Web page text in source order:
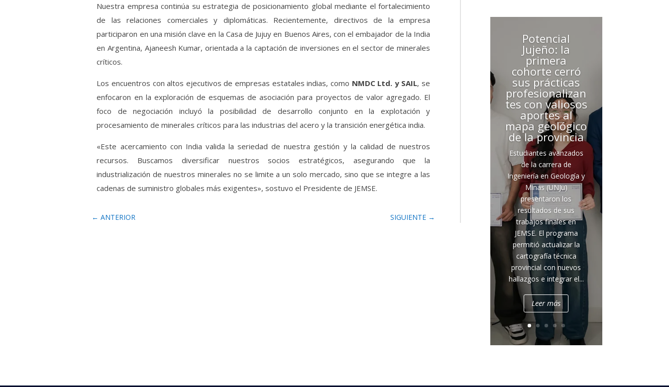
Nuestra empresa continúa su estrategia de posicionamiento global mediante el fortalecimiento
de las relaciones comerciales y diplomáticas. Recientemente, directivos de la empresa
participaron en una misión clave en la Casa de Jujuy en Buenos Aires, con el embajador de la India
en Argentina, Ajaneesh Kumar, orientada a la captación de inversiones en el sector de minerales
críticos.
Los encuentros con altos ejecutivos de empresas estatales indias, como NMDC Ltd. y SAIL, se
enfocaron en la exploración de esquemas de asociación para proyectos de valor agregado. El
foco de negociación incluyó la posibilidad de desarrollo conjunto en la explotación y
procesamiento de minerales críticos para las industrias del acero y la transición energética india.
«Este acercamiento con India valida la seriedad de nuestra gestión y la calidad de nuestros
recursos. Buscamos diversificar nuestros socios estratégicos, asegurando que la
industrialización de nuestros minerales no se limite a un solo mercado, sino que se integre a las
cadenas de suministro globales más exigentes», sostuvo el Presidente de JEMSE.
←ANTERIOR SIGUIENTE →
Potencial
Jujeño: la
primera
cohorte cerró
sus prácticas
profesionalizan
tes con valiosos
aportes al
mapa geológico
de la provincia
Estudiantes avanzados
de la carrera de
Ingeniería en Geología y
Minas (UNJu)
presentaron los
resultados de sus
trabajos finales en
JEMSE. El programa
permitió actualizar la
cartografía técnica
provincial con nuevos
hallazgos e integrar el...
Leer más